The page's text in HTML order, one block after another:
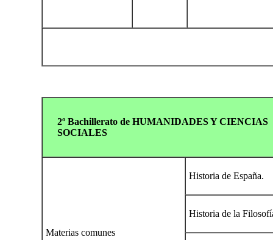
2º Bachillerato de HUMANIDADES Y CIENCIAS
SOCIALES
Materias comunes
Historia de España.
Historia de la